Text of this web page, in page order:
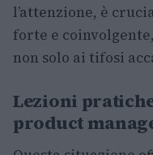
l’attenzione, è
forte e
non solo ai tifosi
Lezioni
product